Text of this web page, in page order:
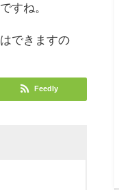
すね。
できますの
Feedly